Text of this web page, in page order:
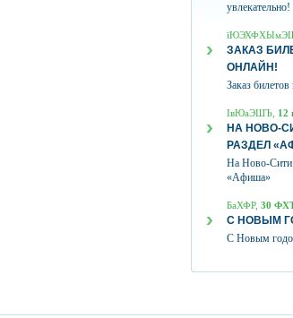
увлекательно!
ЗАКАЗ
ОНЛАЙН!
Заказ
ІвЮаЭШЪ, 12
НА НОВО-
РАЗДЕЛ
На Ново-
«Афиша»
БаХФР, 30
С НОВЫМ
С Новым